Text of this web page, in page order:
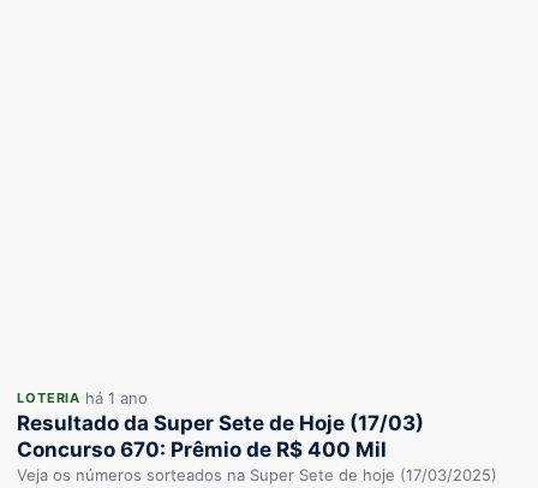
LOTERIA há 1 ano
Resultado da Super Sete de Hoje (17/03)
Concurso 670: Prêmio de R$ 400 Mil
Veja os números sorteados na Super Sete de hoje (17/03/2025)